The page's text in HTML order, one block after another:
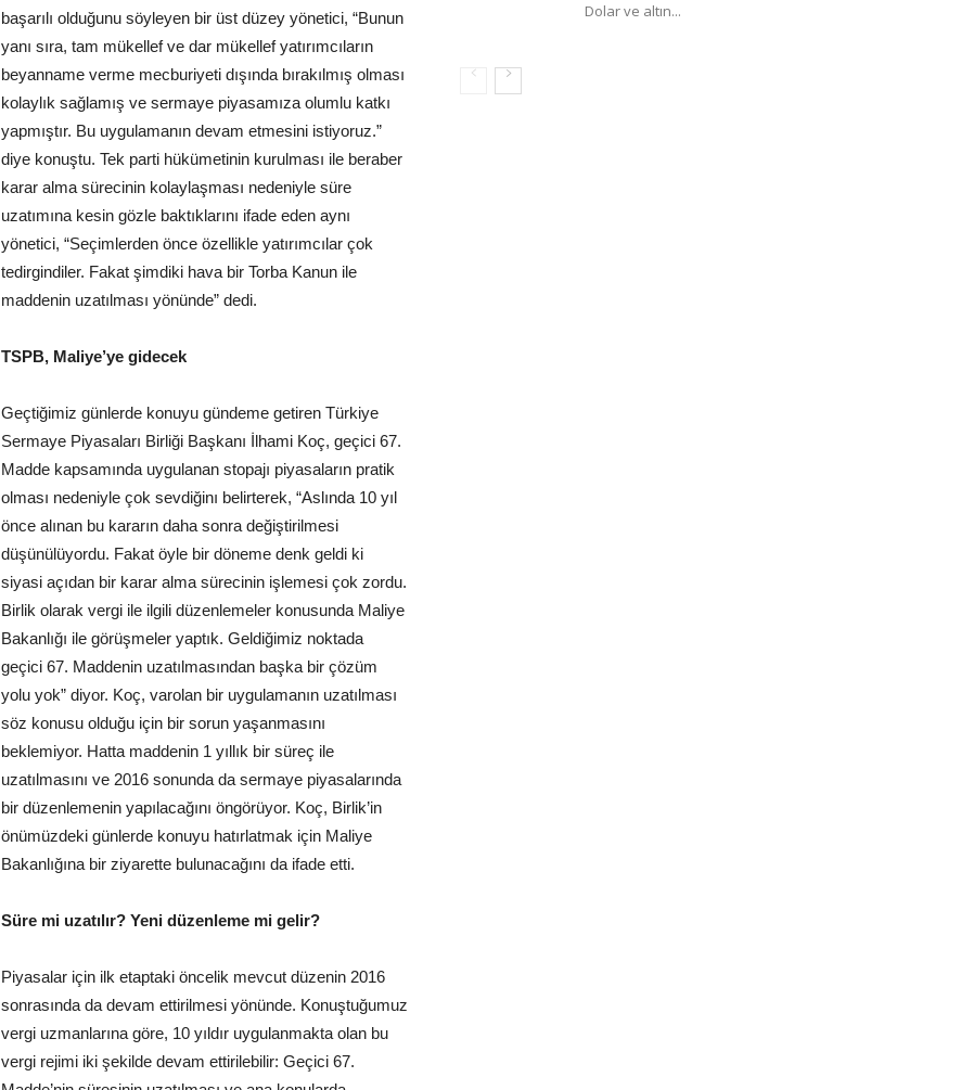
başarılı olduğunu söyleyen bir üst düzey yönetici, “Bunun
yanı sıra, tam mükellef ve dar mükellef yatırımcıların
beyanname verme mecburiyeti dışında bırakılmış olması
kolaylık sağlamış ve sermaye piyasamıza olumlu katkı
yapmıştır. Bu uygulamanın devam etmesini istiyoruz.”
diye konuştu. Tek parti hükümetinin kurulması ile beraber
karar alma sürecinin kolaylaşması nedeniyle süre
uzatımına kesin gözle baktıklarını ifade eden aynı
yönetici, “Seçimlerden önce özellikle yatırımcılar çok
tedirgindiler. Fakat şimdiki hava bir Torba Kanun ile
maddenin uzatılması yönünde” dedi.
TSPB, Maliye’ye gidecek
Geçtiğimiz günlerde konuyu gündeme getiren Türkiye
Sermaye Piyasaları Birliği Başkanı İlhami Koç, geçici 67.
Madde kapsamında uygulanan stopajı piyasaların pratik
olması nedeniyle çok sevdiğinı belirterek, “Aslında 10 yıl
önce alınan bu kararın daha sonra değiştirilmesi
düşünülüyordu. Fakat öyle bir döneme denk geldi ki
siyasi açıdan bir karar alma sürecinin işlemesi çok zordu.
Birlik olarak vergi ile ilgili düzenlemeler konusunda Maliye
Bakanlığı ile görüşmeler yaptık. Geldiğimiz noktada
geçici 67. Maddenin uzatılmasından başka bir çözüm
yolu yok” diyor. Koç, varolan bir uygulamanın uzatılması
söz konusu olduğu için bir sorun yaşanmasını
beklemiyor. Hatta maddenin 1 yıllık bir süreç ile
uzatılmasını ve 2016 sonunda da sermaye piyasalarında
bir düzenlemenin yapılacağını öngörüyor. Koç, Birlik’in
önümüzdeki günlerde konuyu hatırlatmak için Maliye
Bakanlığına bir ziyarette bulunacağını da ifade etti.
Süre mi uzatılır? Yeni düzenleme mi gelir?
Piyasalar için ilk etaptaki öncelik mevcut düzenin 2016
sonrasında da devam ettirilmesi yönünde. Konuştuğumuz
vergi uzmanlarına göre, 10 yıldır uygulanmakta olan bu
vergi rejimi iki şekilde devam ettirilebilir: Geçici 67.
Dolar ve altın...